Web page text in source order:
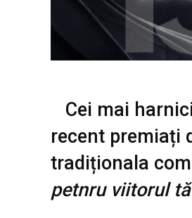
Cei mai
recent premiați
tradiționala
petnru viitorul